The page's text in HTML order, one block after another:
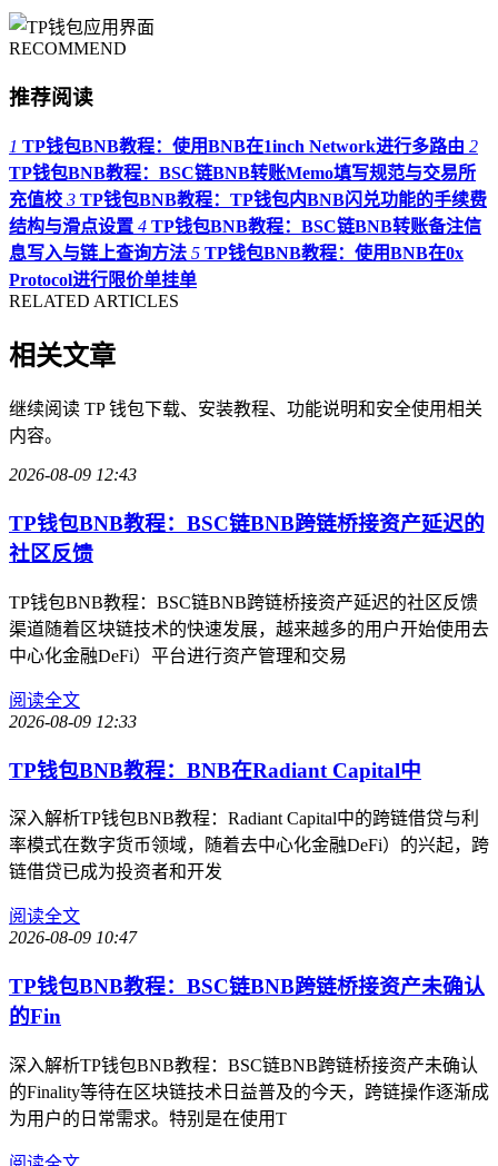
RECOMMEND
推荐阅读
1 TP钱包BNB教程：使用BNB在1inch Network进行多路由 2
TP钱包BNB教程：BSC链BNB转账Memo填写规范与交易所
充值校 3 TP钱包BNB教程：TP钱包内BNB闪兑功能的手续费
结构与滑点设置 4 TP钱包BNB教程：BSC链BNB转账备注信
息写入与链上查询方法 5 TP钱包BNB教程：使用BNB在0x
Protocol进行限价单挂单
RELATED ARTICLES
相关文章
继续阅读 TP 钱包下载、安装教程、功能说明和安全使用相关
内容。
2026-08-09 12:43
TP钱包BNB教程：BSC链BNB跨链桥接资产延迟的
社区反馈
TP钱包BNB教程：BSC链BNB跨链桥接资产延迟的社区反馈
渠道随着区块链技术的快速发展，越来越多的用户开始使用去
中心化金融DeFi）平台进行资产管理和交易
阅读全文
2026-08-09 12:33
TP钱包BNB教程：BNB在Radiant Capital中
深入解析TP钱包BNB教程：Radiant Capital中的跨链借贷与利
率模式在数字货币领域，随着去中心化金融DeFi）的兴起，跨
链借贷已成为投资者和开发
阅读全文
2026-08-09 10:47
TP钱包BNB教程：BSC链BNB跨链桥接资产未确认
的Fin
深入解析TP钱包BNB教程：BSC链BNB跨链桥接资产未确认
的Finality等待在区块链技术日益普及的今天，跨链操作逐渐成
为用户的日常需求。特别是在使用T